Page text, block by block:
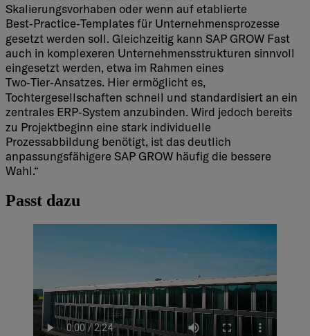
Skalierungsvorhaben oder wenn auf etablierte
Best‑Practice‑Templates für Unternehmensprozesse
gesetzt werden soll. Gleichzeitig kann SAP GROW Fast
auch in komplexeren Unternehmensstrukturen sinnvoll
eingesetzt werden, etwa im Rahmen eines
Two‑Tier‑Ansatzes. Hier ermöglicht es,
Tochtergesellschaften schnell und standardisiert an ein
zentrales ERP‑System anzubinden. Wird jedoch bereits
zu Projektbeginn eine stark individuelle
Prozessabbildung benötigt, ist das deutlich
anpassungsfähigere SAP GROW häufig die bessere
Wahl.“
Passt dazu